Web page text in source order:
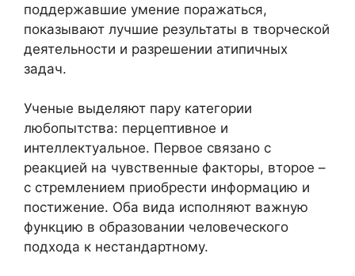
поддержавшие умение поражаться,
показывают лучшие результаты в творческой
деятельности и разрешении атипичных
задач.
Ученые выделяют пару категории
любопытства: перцептивное и
интеллектуальное. Первое связано с
реакцией на чувственные факторы, второе –
с стремлением приобрести информацию и
постижение. Оба вида исполняют важную
функцию в образовании человеческого
подхода к нестандартному.